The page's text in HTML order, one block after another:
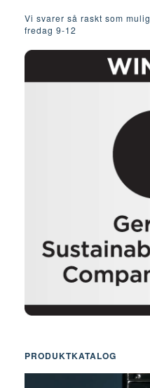
Vi svarer så raskt som
fredag ​​9-12
PRODUKTKATALOG